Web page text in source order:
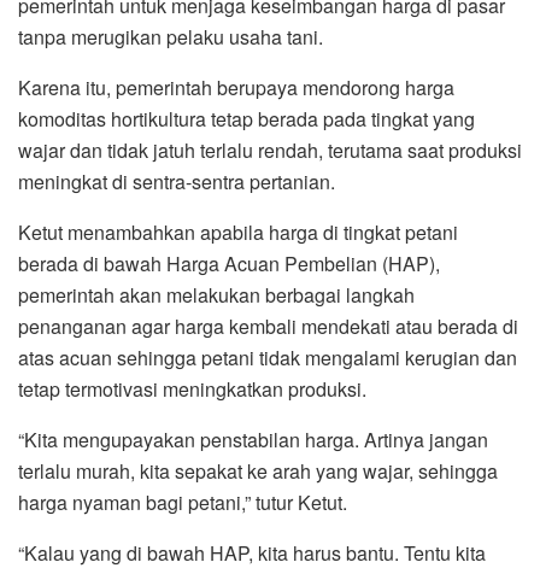
tanpa merugikan pelaku usaha tani.
Karena itu, pemerintah berupaya mendorong harga
komoditas hortikultura tetap berada pada tingkat yang
wajar dan tidak jatuh terlalu rendah, terutama saat produksi
meningkat di sentra-sentra pertanian.
Ketut menambahkan apabila harga di tingkat petani
berada di bawah Harga Acuan Pembelian (HAP),
pemerintah akan melakukan berbagai langkah
penanganan agar harga kembali mendekati atau berada di
atas acuan sehingga petani tidak mengalami kerugian dan
tetap termotivasi meningkatkan produksi.
“Kita mengupayakan penstabilan harga. Artinya jangan
terlalu murah, kita sepakat ke arah yang wajar, sehingga
harga nyaman bagi petani,” tutur Ketut.
“Kalau yang di bawah HAP, kita harus bantu. Tentu kita